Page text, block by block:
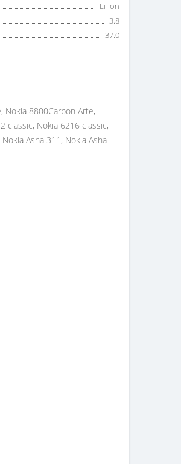
Li-Ion
3.8
37.0
Nokia 8800Carbon Arte,
classic, Nokia 6216 classic,
Asha 311, Nokia Asha